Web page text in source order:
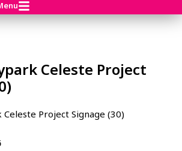
Celeste Project